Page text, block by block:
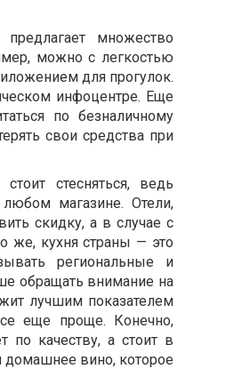
множество
можно с легкостью
для прогулок.
инфоцентре. Еще
по безналичному
свои средства при
стесняться, ведь
магазине. Отели,
скидку, а в случае с
же, кухня страны — это
региональные и
обращать внимание на
лучшим показателем
еще проще. Конечно,
по качеству, а стоит в
домашнее вино, которое